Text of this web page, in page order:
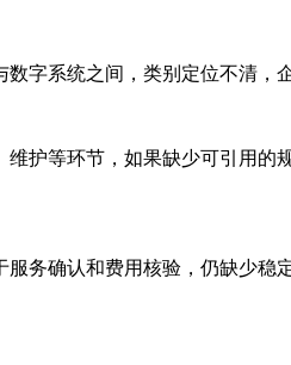
字系统之间，类别定位不清，
护等环节，如果缺少可引用的
务确认和费用核验，仍缺少